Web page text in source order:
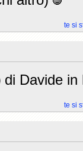
te si
Davide in
te si